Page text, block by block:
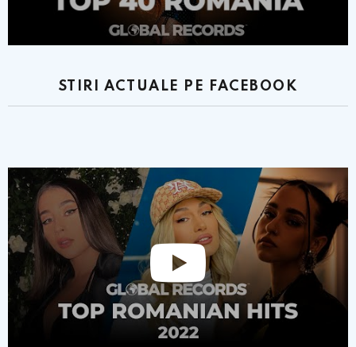
STIRI ACTUALE PE FACEBOOK